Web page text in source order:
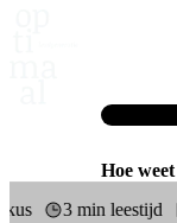
Hoe
3 min leestijd